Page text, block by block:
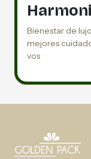
Bienestar de
mejores
vos